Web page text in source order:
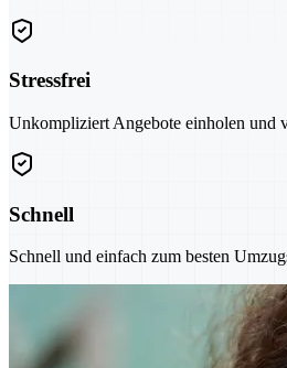
Stressfrei
Unkompliziert Angebote einholen und
Schnell
Schnell und einfach zum besten